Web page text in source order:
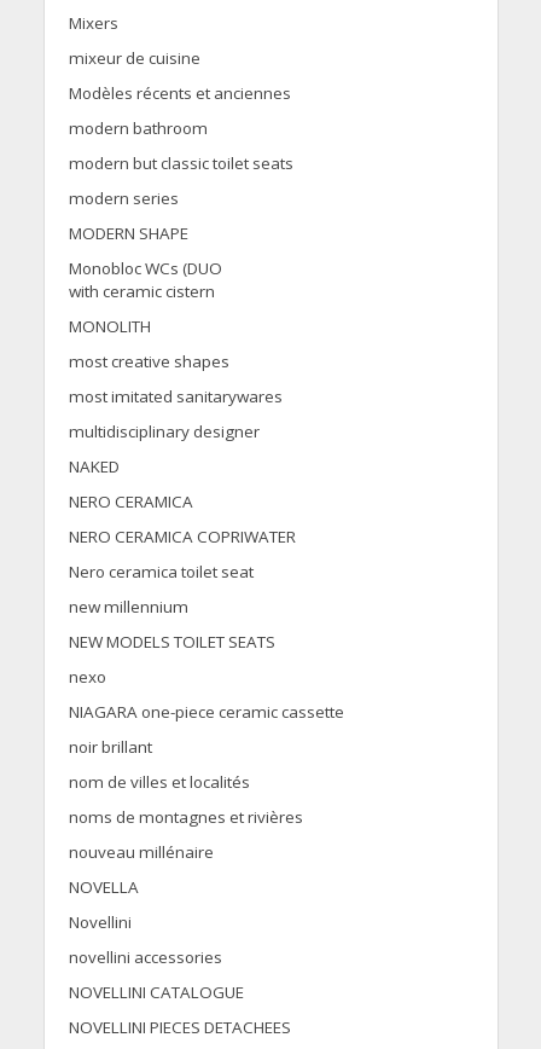
Mixers
mixeur de cuisine
Modèles récents et anciennes
modern bathroom
modern but classic toilet seats
modern series
MODERN SHAPE
Monobloc WCs (DUO
with ceramic cistern
MONOLITH
most creative shapes
most imitated sanitarywares
multidisciplinary designer
NAKED
NERO CERAMICA
NERO CERAMICA COPRIWATER
Nero ceramica toilet seat
new millennium
NEW MODELS TOILET SEATS
nexo
NIAGARA one-piece ceramic cassette
noir brillant
nom de villes et localités
noms de montagnes et rivières
nouveau millénaire
NOVELLA
Novellini
novellini accessories
NOVELLINI CATALOGUE
NOVELLINI PIECES DETACHEES